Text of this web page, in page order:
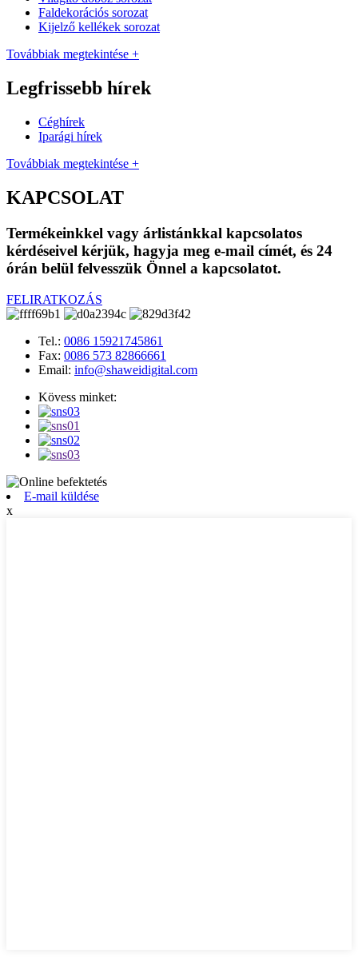
Faldekorációs sorozat
Kijelző kellékek sorozat
Továbbiak megtekintése +
Legfrissebb hírek
Céghírek
Iparági hírek
Továbbiak megtekintése +
KAPCSOLAT
Termékeinkkel vagy árlistánkkal kapcsolatos
kérdéseivel kérjük, hagyja meg e-mail címét, és 24
órán belül felvesszük Önnel a kapcsolatot.
FELIRATKOZÁS
Tel.: 0086 15921745861
Fax: 0086 573 82866661
Email: info@shaweidigital.com
Kövess minket:
E-mail küldése
x